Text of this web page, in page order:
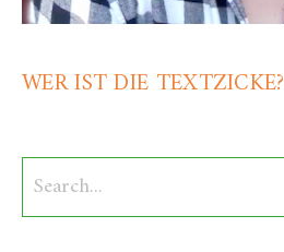
WER IST DIE TEXTZICKE?